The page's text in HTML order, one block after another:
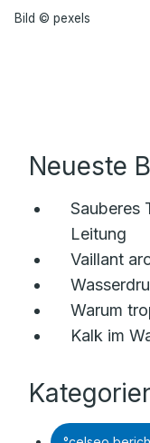
Bild © pexels
Neueste
Sauberes
Leitung
Vaillant
Warum
Kalk im